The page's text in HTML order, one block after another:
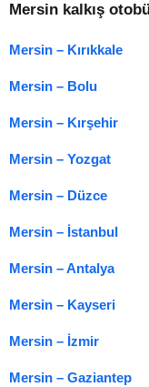
Mersin kalkış
Mersin – Kırıkkale
Mersin – Bolu
Mersin – Kırşehir
Mersin – Yozgat
Mersin – Düzce
Mersin – İstanbul
Mersin – Antalya
Mersin – Kayseri
Mersin – İzmir
Mersin – Gaziantep